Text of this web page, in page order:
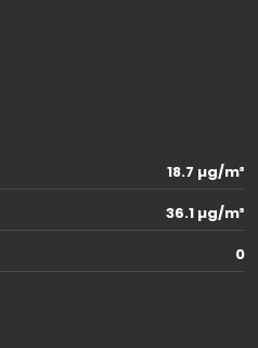
18.7 µg/m³
36.1 µg/m³
0